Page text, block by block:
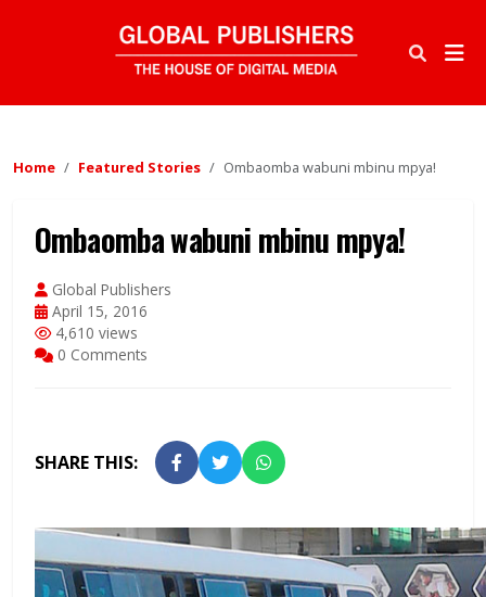
Home Featured Stories Ombaomba wabuni mbinu mpya!
Ombaomba wabuni mbinu mpya!
Global Publishers
April 15, 2016
4,610 views
0 Comments
SHARE THIS: